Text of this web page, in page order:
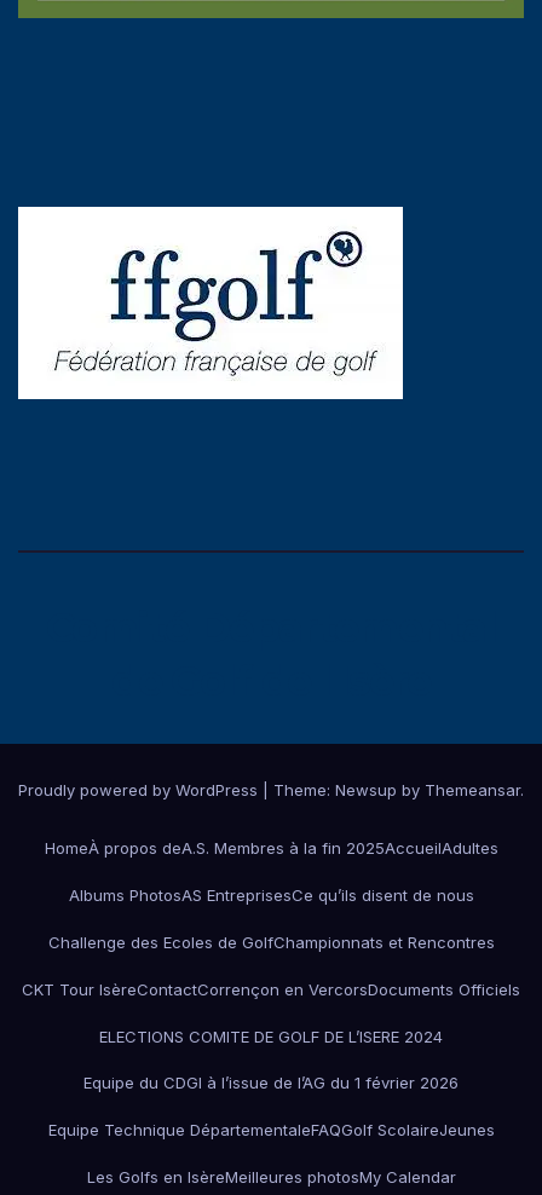
Proudly powered by WordPress Theme: Newsup by Themeansar.
HomeÀ propos deA.S. Membres à la fin 2025AccueilAdultes
Albums PhotosAS EntreprisesCe qu’ils disent de nous
Challenge des Ecoles de GolfChampionnats et Rencontres
CKT Tour IsèreContactCorrençon en VercorsDocuments Officiels
ELECTIONS COMITE DE GOLF DE L’ISERE 2024
Equipe du CDGI à l’issue de l’AG du 1 février 2026
Equipe Technique DépartementaleFAQGolf ScolaireJeunes
Les Golfs en IsèreMeilleures photosMy Calendar